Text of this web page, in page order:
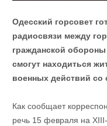
Одесский горсовет
радиосвязи между
гражданской
смогут находиться
военных действий
Как сообщает
речь 15 февраля на